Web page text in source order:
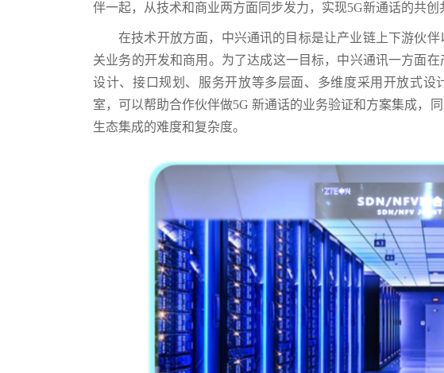
伴一起，从技术和商业两方面同步发力，实现5G新通话的共创
在技术开放方面，中兴通讯的目标是让产业链上下游伙
关业务的开发和商用。为了达成这一目标，中兴通讯一方面
设计、接口规划、服务开放等多层面、多维度采用开放式设
室，可以帮助合作伙伴做5G 新通话的业务验证和方案集成，
生态集成的难度和复杂度。